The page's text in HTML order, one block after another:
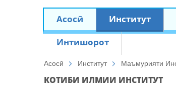
Асосӣ Институт
Интишорот
Асосӣ Институт Маъмурияти
КОТИБИ ИЛМИИ ИНСТИТУТ